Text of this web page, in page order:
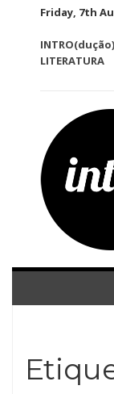
Friday, 7th
INTRO(dução)
LITERATURA